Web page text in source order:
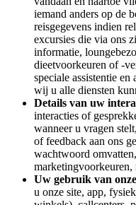
iemand anders op de
reisgegevens indien
excursies die via ons
informatie,
dieetvoorkeuren of -
speciale assistentie
wij u alle diensten
Details van uw
interacties of
wanneer u vragen
of feedback aan ons
wachtwoord
marketingvoorkeuren,
Uw gebruik van
u onze site, app,